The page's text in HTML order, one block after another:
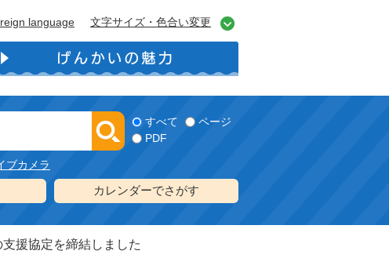
language 文字サイズ・色合い変更
すべて
ページ
PDF
ブカメラ
カレンダーでさがす
援協定を締結しました